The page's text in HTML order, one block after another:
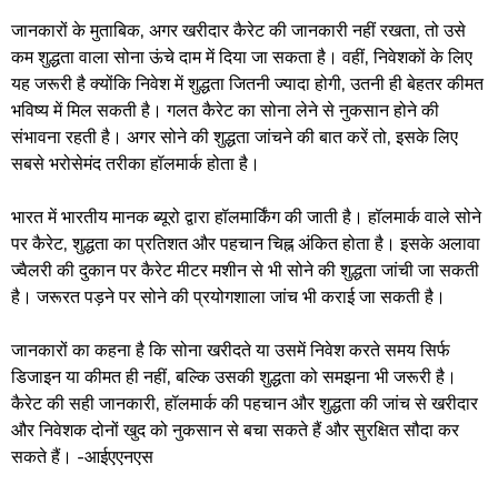
जानकारों के मुताबिक, अगर खरीदार कैरेट की जानकारी नहीं रखता, तो उसे
कम शुद्धता वाला सोना ऊंचे दाम में दिया जा सकता है। वहीं, निवेशकों के लिए
यह जरूरी है क्योंकि निवेश में शुद्धता जितनी ज्यादा होगी, उतनी ही बेहतर कीमत
भविष्य में मिल सकती है। गलत कैरेट का सोना लेने से नुकसान होने की
संभावना रहती है। अगर सोने की शुद्धता जांचने की बात करें तो, इसके लिए
सबसे भरोसेमंद तरीका हॉलमार्क होता है।
भारत में भारतीय मानक ब्यूरो द्वारा हॉलमार्किंग की जाती है। हॉलमार्क वाले सोने
पर कैरेट, शुद्धता का प्रतिशत और पहचान चिह्न अंकित होता है। इसके अलावा
ज्वैलरी की दुकान पर कैरेट मीटर मशीन से भी सोने की शुद्धता जांची जा सकती
है। जरूरत पड़ने पर सोने की प्रयोगशाला जांच भी कराई जा सकती है।
जानकारों का कहना है कि सोना खरीदते या उसमें निवेश करते समय सिर्फ
डिजाइन या कीमत ही नहीं, बल्कि उसकी शुद्धता को समझना भी जरूरी है।
कैरेट की सही जानकारी, हॉलमार्क की पहचान और शुद्धता की जांच से खरीदार
और निवेशक दोनों खुद को नुकसान से बचा सकते हैं और सुरक्षित सौदा कर
सकते हैं। -आईएएनएस